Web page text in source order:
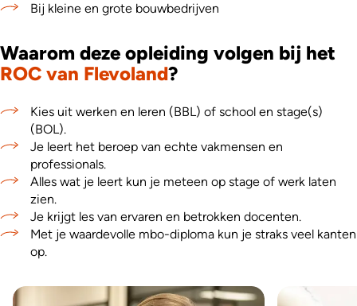
Bij kleine en grote bouwbedrijven
Waarom deze opleiding volgen bij het
ROC van Flevoland?
Kies uit werken en leren (BBL) of school en stage(s)
(BOL).
Je leert het beroep van echte vakmensen en
professionals.
Alles wat je leert kun je meteen op stage of werk laten
zien.
Je krijgt les van ervaren en betrokken docenten.
Met je waardevolle mbo-diploma kun je straks veel kanten
op.